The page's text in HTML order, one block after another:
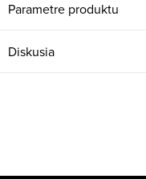
Parametre produktu
Diskusia